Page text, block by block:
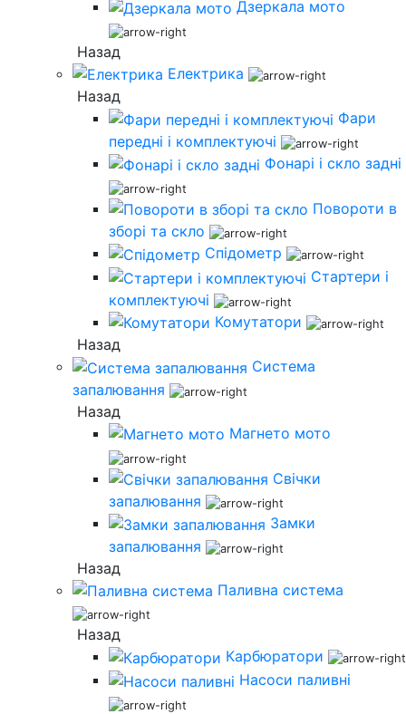
Дзеркала мото
Назад
Електрика
Назад
Фари
передні і комплектуючі
Фонарі і скло задні
Повороти в
зборі та скло
Спідометр
Стартери і
комплектуючі
Комутатори
Назад
Система
запалювання
Назад
Магнето мото
Свічки
запалювання
Замки
запалювання
Назад
Паливна система
Назад
Карбюратори
Насоси паливні